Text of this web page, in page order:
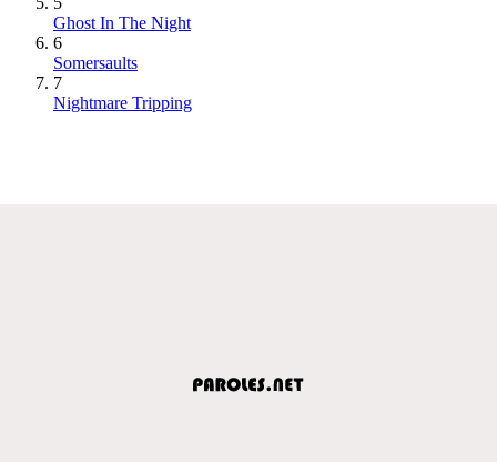
Ghost In The Night
6
Somersaults
7
Nightmare Tripping